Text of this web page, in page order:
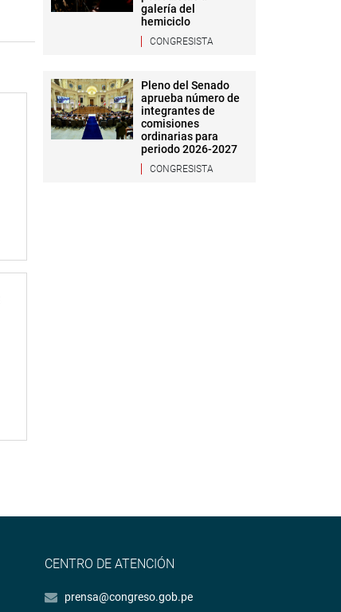
galería del
hemiciclo
CONGRESISTA
Pleno del Senado
aprueba número de
integrantes de
comisiones
ordinarias para
periodo 2026-2027
CONGRESISTA
CENTRO DE ATENCIÓN
prensa@congreso.gob.pe